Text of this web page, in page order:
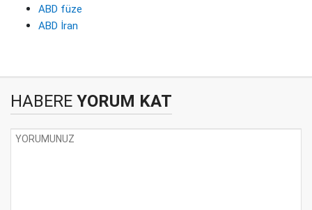
ABD füze
ABD İran
HABERE YORUM KAT